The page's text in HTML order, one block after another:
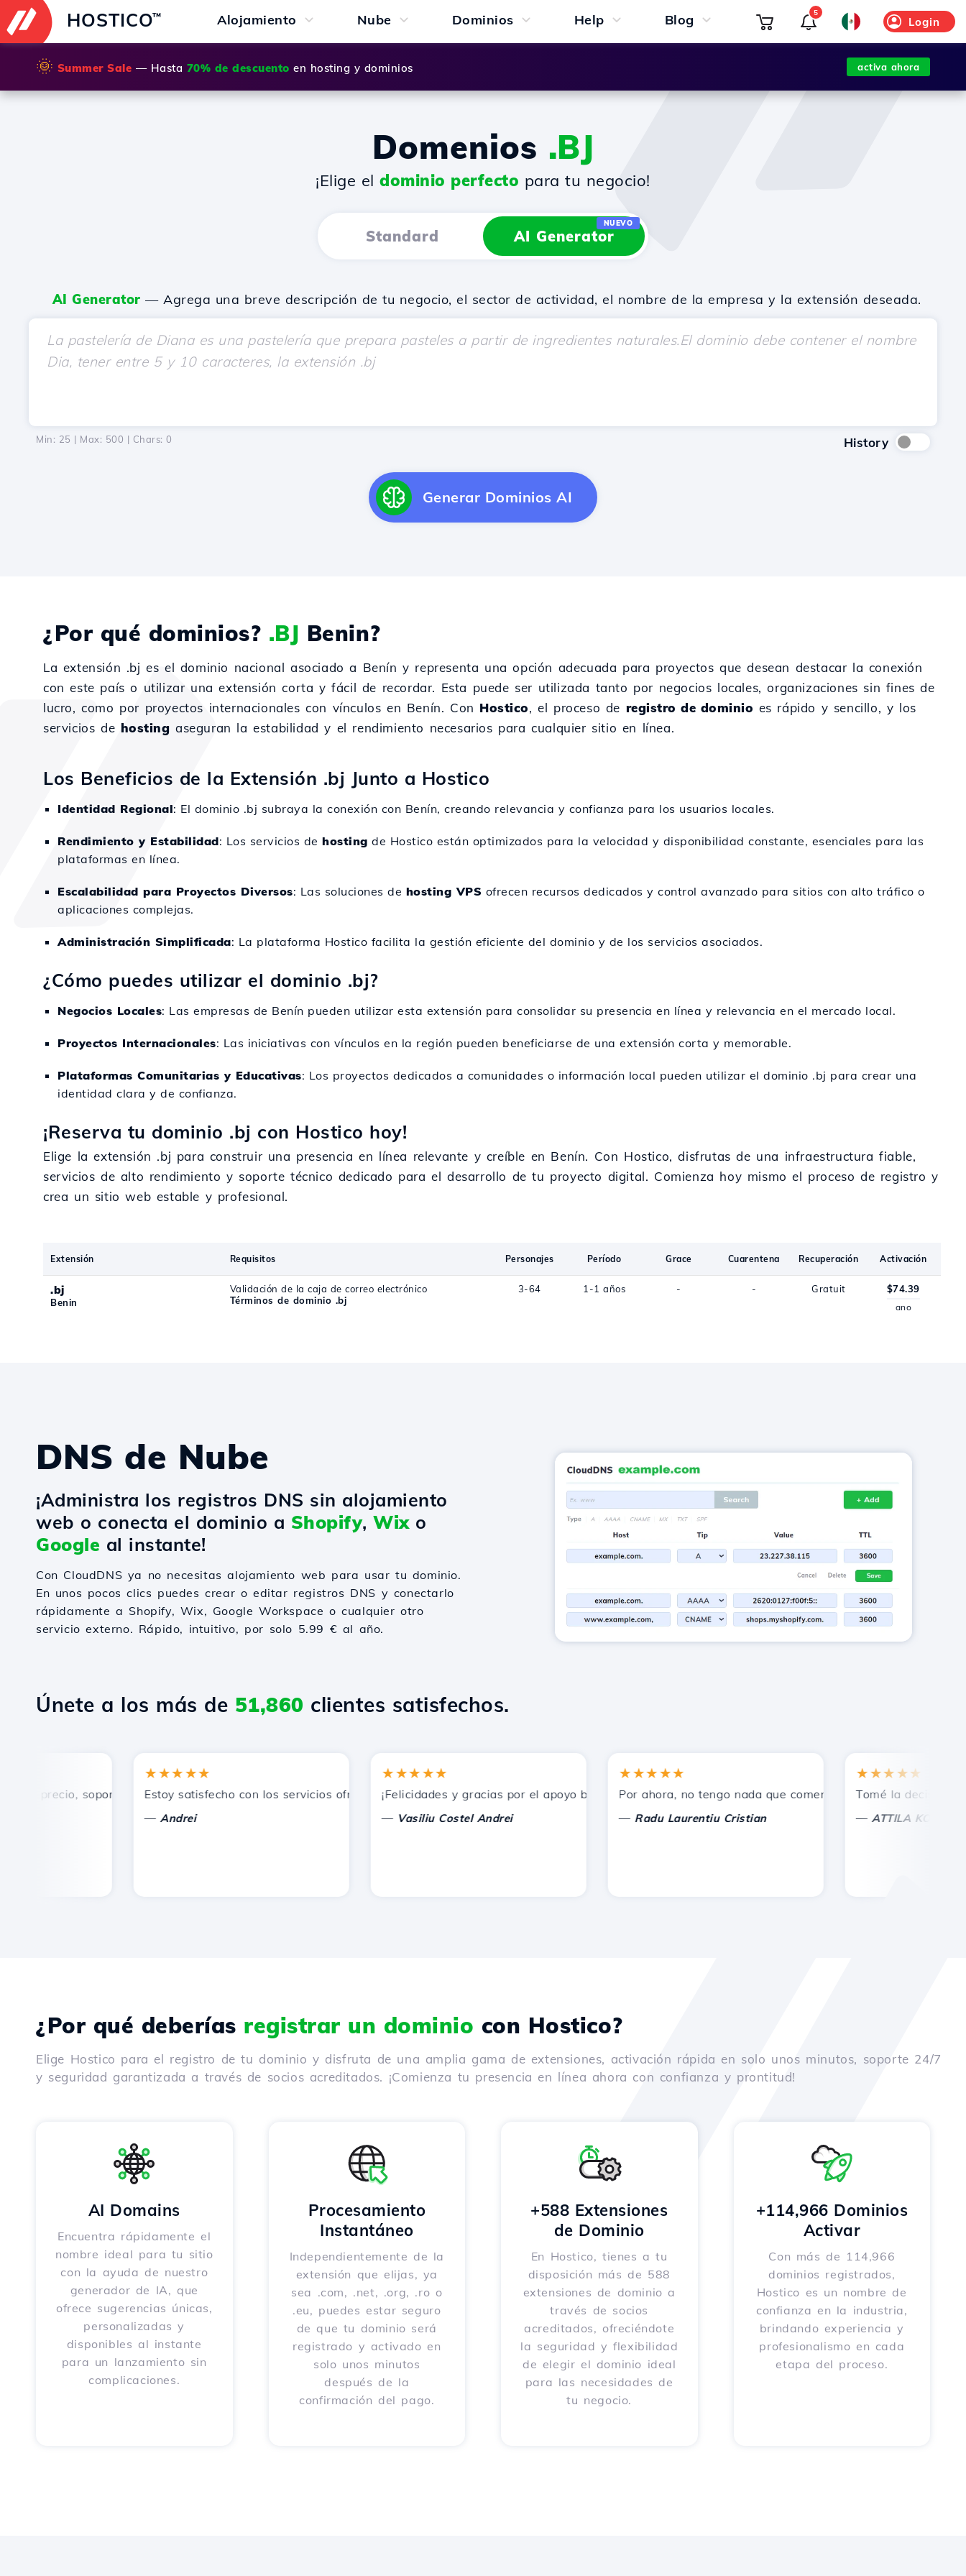
HOSTICO™ Alojamiento Nube Dominios Help Blog Login
5
🌞 Summer Sale — Hasta 70% de descuento en hosting y dominios activa ahora
Domenios .BJ
¡Elige eldominio perfecto para tu negocio!
Standard AI Generator
NUEVO
AI Generator — Agrega una breve descripción de tu negocio, el sector de actividad, el nombre de la empresa y la extensión deseada.
Min: 25 | Max: 500 | Chars: 0 History
Generar Dominios AI
¿Por qué dominios? .BJ Benin?
La extensión .bj es el dominio nacional asociado a Benín y representa una opción adecuada para proyectos que desean destacar la conexión
con este país o utilizar una extensión corta y fácil de recordar. Esta puede ser utilizada tanto por negocios locales, organizaciones sin fines de
lucro, como por proyectos internacionales con vínculos en Benín. Con Hostico, el proceso de registro de dominio es rápido y sencillo, y los
servicios de hosting aseguran la estabilidad y el rendimiento necesarios para cualquier sitio en línea.
Los Beneficios de la Extensión .bj Junto a Hostico
Identidad Regional: El dominio .bj subraya la conexión con Benín, creando relevancia y confianza para los usuarios locales.
Rendimiento y Estabilidad: Los servicios de hosting de Hostico están optimizados para la velocidad y disponibilidad constante, esenciales para las
plataformas en línea.
Escalabilidad para Proyectos Diversos: Las soluciones de hosting VPS ofrecen recursos dedicados y control avanzado para sitios con alto tráfico o
aplicaciones complejas.
Administración Simplificada: La plataforma Hostico facilita la gestión eficiente del dominio y de los servicios asociados.
¿Cómo puedes utilizar el dominio .bj?
Negocios Locales: Las empresas de Benín pueden utilizar esta extensión para consolidar su presencia en línea y relevancia en el mercado local.
Proyectos Internacionales: Las iniciativas con vínculos en la región pueden beneficiarse de una extensión corta y memorable.
Plataformas Comunitarias y Educativas: Los proyectos dedicados a comunidades o información local pueden utilizar el dominio .bj para crear una
identidad clara y de confianza.
¡Reserva tu dominio .bj con Hostico hoy!
Elige la extensión .bj para construir una presencia en línea relevante y creíble en Benín. Con Hostico, disfrutas de una infraestructura fiable,
servicios de alto rendimiento y soporte técnico dedicado para el desarrollo de tu proyecto digital. Comienza hoy mismo el proceso de registro y
crea un sitio web estable y profesional.
Extensión Requisitos Personajes Período Grace Cuarentena Recuperación Activación
.bj
Benin
Validación de la caja de correo electrónico
Términos de dominio .bj
3-64 1-1 años - - Gratuit $74.39
ano
DNS de Nube
¡Administra los registros DNS sin alojamiento
web o conecta el dominio a Shopify, Wixo
Google al instante!
Con CloudDNS ya no necesitas alojamiento web para usar tu dominio.
En unos pocos clics puedes crear o editar registros DNS y conectarlo
rápidamente a Shopify, Wix, Google Workspace o cualquier otro
servicio externo. Rápido, intuitivo, por solo 5.99 € al año.
Únete a los más de 51,860 clientes satisfechos.
precio, soporte técnico rápido y eficiente.
★★★★★
Estoy satisfecho con los servicios ofrecidos por Hostico. Los he recomendado a otros conocidos.
Andrei
★★★★★
¡Felicidades y gracias por el apoyo brindado!
Vasiliu Costel Andrei
★★★★★
Por ahora, no tengo nada que comentar, solo agradecer. Con
Radu Laurentiu Cristian
★★★★★
Tomé la decisión
ATTILA KOLES
¿Por qué deberías registrar un dominio con Hostico?
Elige Hostico para el registro de tu dominio y disfruta de una amplia gama de extensiones, activación rápida en solo unos minutos, soporte 24/7
y seguridad garantizada a través de socios acreditados. ¡Comienza tu presencia en línea ahora con confianza y prontitud!
AI Domains
Encuentra rápidamente el
nombre ideal para tu sitio
con la ayuda de nuestro
generador de IA, que
ofrece sugerencias únicas,
personalizadas y
disponibles al instante
para un lanzamiento sin
complicaciones.
Procesamiento
Instantáneo
Independientemente de la
extensión que elijas, ya
sea .com, .net, .org, .ro o
.eu, puedes estar seguro
de que tu dominio será
registrado y activado en
solo unos minutos
después de la
confirmación del pago.
+588 Extensiones
de Dominio
En Hostico, tienes a tu
disposición más de 588
extensiones de dominio a
través de socios
acreditados, ofreciéndote
la seguridad y flexibilidad
de elegir el dominio ideal
para las necesidades de
tu negocio.
+114,966 Dominios
Activar
Con más de 114,966
dominios registrados,
Hostico es un nombre de
confianza en la industria,
brindando experiencia y
profesionalismo en cada
etapa del proceso.